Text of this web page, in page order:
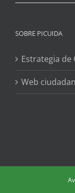
SOBRE PICUIDA
Estrategia de
Web